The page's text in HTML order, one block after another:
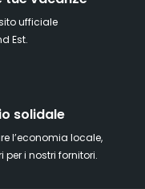
ufficiale
Est.
solidale
l’economia locale,
i nostri fornitori.